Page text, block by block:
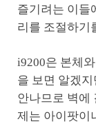
즐기려는 이들
리를 조절하기
i9200은 본체
을 보면 알겠
안나므로 벽에
제는 아이팟이